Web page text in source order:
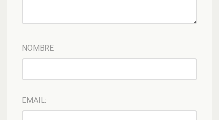
NOMBRE
EMAIL: